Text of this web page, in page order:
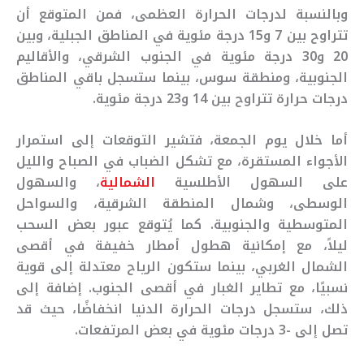
وبالنسبة لدرجات الحرارة العظمى، فمن المتوقع أن
تتراوح بين 7 و15 درجة مئوية في المناطق الجبلية، وبين
20 و30 درجة مئوية في الجنوب الشرقي، والأقاليم
الجنوبية، ومنطقة سوس، بينما ستسجل باقي المناطق
درجات حرارة تتراوح بين 14 و23 درجة مئوية.
أما خلال يوم الجمعة، فتشير التوقعات إلى استمرار
الأجواء المستقرة، مع تشكل الضباب في الصباح والليل
على السهول الأطلسية الشمالية، والسهول
الوسطى، وشمال المنطقة الشرقية، والسواحل
المتوسطية والجنوبية. كما يُتوقع عبور بعض السحب
ليلاً، مع إمكانية هطول أمطار خفيفة في أقصى
الشمال الغربي، بينما ستكون الرياح معتدلة إلى قوية
نسبيًا، مع تطاير الغبار في أقصى الجنوب. إضافة إلى
ذلك، ستسجل درجات الحرارة الدنيا انخفاضًا، حيث قد
تصل إلى -3 درجات مئوية في بعض المرتفعات.